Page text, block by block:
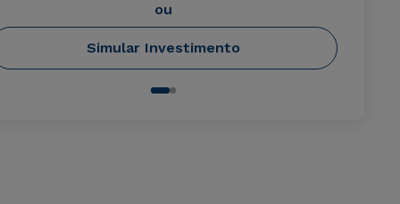
ou
Simular Investimento